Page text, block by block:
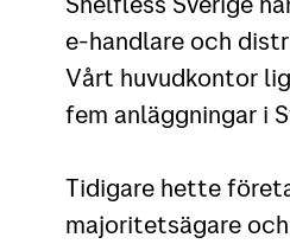
e-handlare och
Vårt huvudkontor
fem anläggningar i
Tidigare hette
majoritetsägare